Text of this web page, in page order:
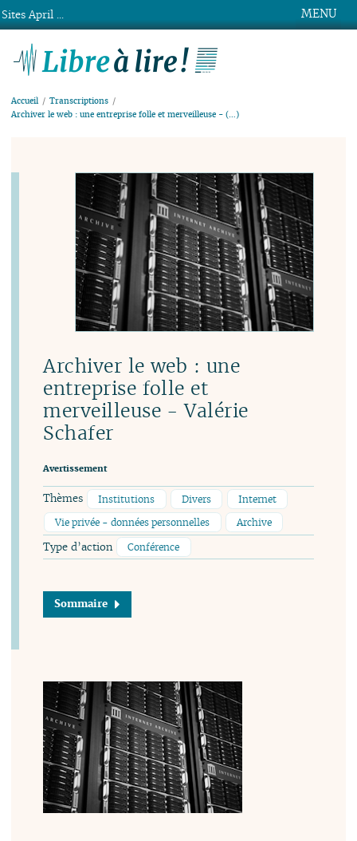
MENU
Accueil
Transcriptions
Archiver le web : une entreprise folle et merveilleuse - (…)
Archiver le web : une
entreprise folle et
merveilleuse - Valérie
Schafer
Avertissement
Thèmes Institutions Divers
Internet
Vie privée - données personnelles
Archive
Type d’action Conférence
Sommaire
Sites April ...